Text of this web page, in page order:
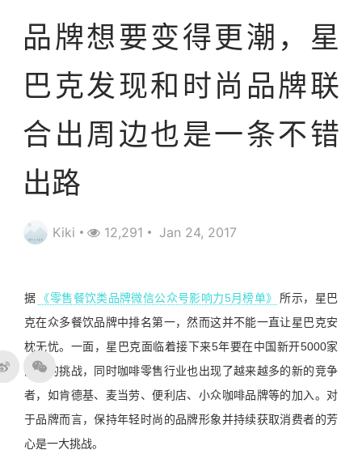
品牌想要变得更潮，星
巴克发现和时尚品牌联
合出周边也是一条不错
出路
Kiki 12,291 Jan 24, 2017
据 《零售餐饮类品牌微信公众号影响力5月榜单》
所示，星巴
克在众多餐饮品牌中排名第一，然而这并不能一直让星巴克安
枕无忧。一面，星巴克面临着接下来5年要在中国新开5000家
门店的挑战，同时咖啡零售行业也出现了越来越多的新的竞争
者，如肯德基、麦当劳、便利店、小众咖啡品牌等的加入。对
于品牌而言，保持年轻时尚的品牌形象并持续获取消费者的芳
心是一大挑战。